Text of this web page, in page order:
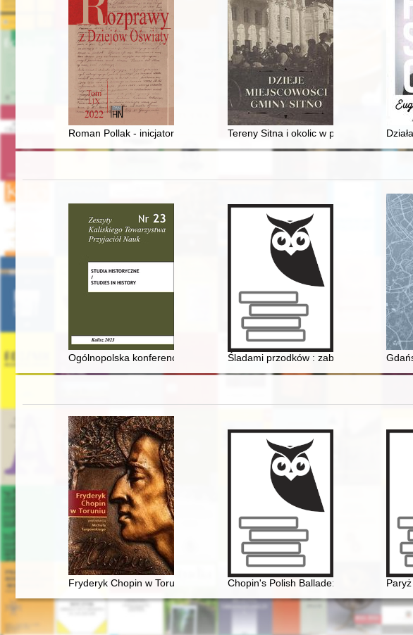
Roman Pollak - inicjator i opiekun Instytutu Kultury Polskiej im. Attilio Begeya
Tereny Sitna i okolic w pradziejach i we
Ogólnopolska konferencja naukowa pt. "Jubileusz 165-lecia Poznańskiego
Śladami przodków : zabytki Gminy
Fryderyk Chopin w Toruniu Chopin's Polish Ballade: Op. 38 as